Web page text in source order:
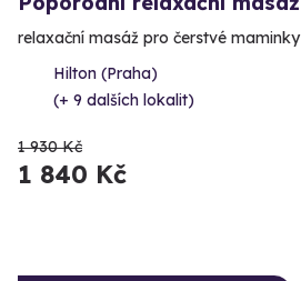
relaxační masáž pro čerstvé maminky
Hilton (Praha)
(+ 9 dalších lokalit)
1 930 Kč
1 840 Kč